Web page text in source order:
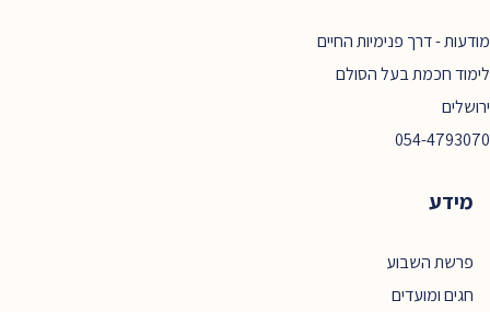
מודעות - דרך פנימיות החיים
לימוד חכמת בעל הסולם
ירושלים
054-4793070
מידע
פרשת השבוע
חגים ומועדים